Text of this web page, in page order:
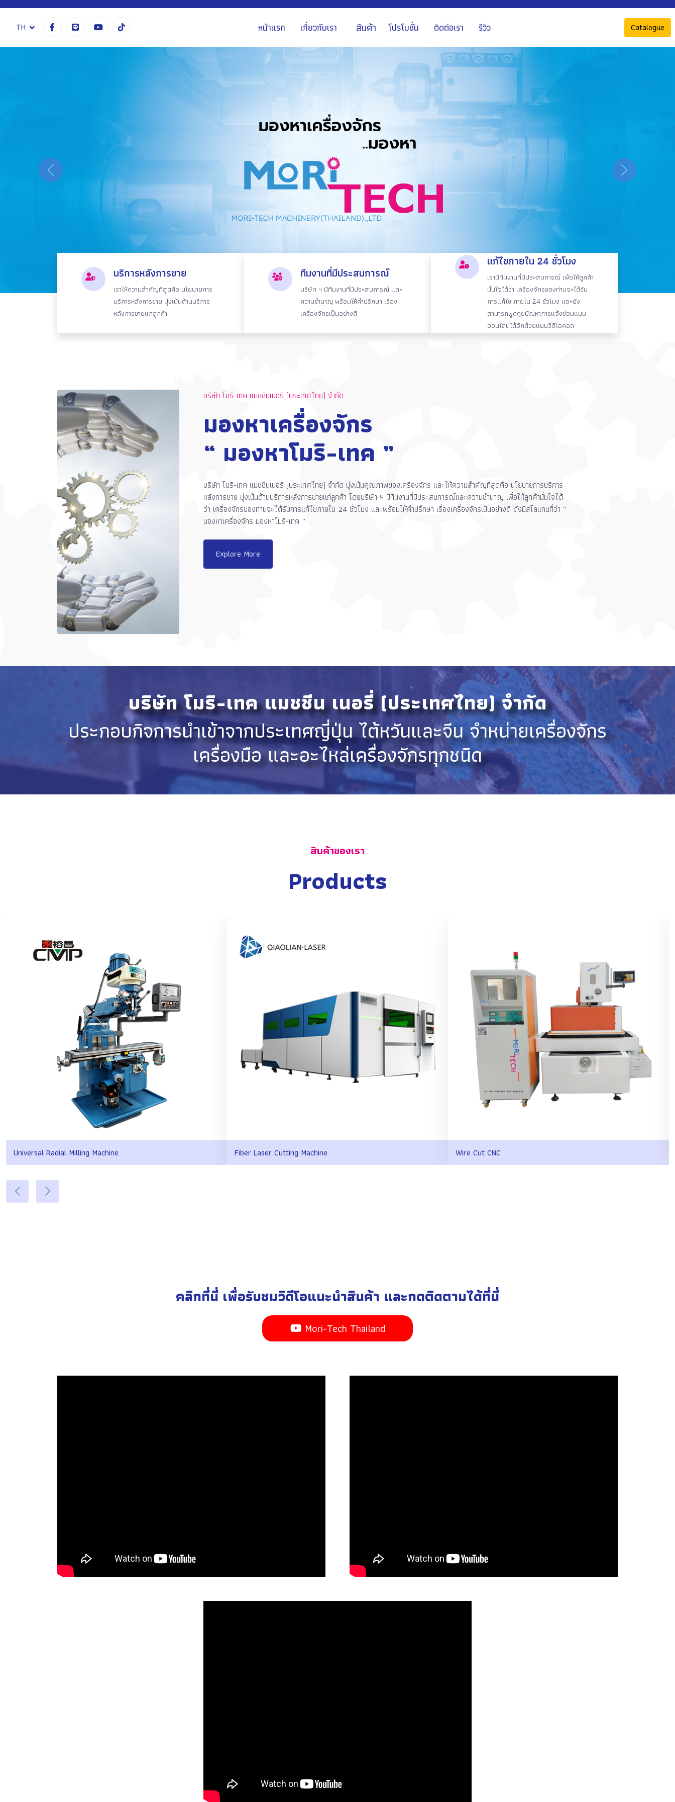
TH หน้าแรก เกี่ยวกับเรา สินค้า โปรโมชั่น ติดต่อเรา รีวิว Catalogue
Previous Next
บริการหลังการขาย
เราให้ความสำคัญที่สุดคือ นโยบายการ
บริการหลังการขาย มุ่งเน้นด้านบริการ
หลังการขายแก่ลูกค้า
ทีมงานที่มีประสบการณ์
บริษัท ฯ มีทีมงานที่มีประสบการณ์ และ
ความชำนาญ พร้อมให้คำปรึกษา เรื่อง
เครื่องจักรเป็นอย่างดี
แก้ไขภายใน 24 ชั่วโมง
เรามีทีมงานที่มีประสบการณ์ เพื่อให้ลูกค้า
มั่นใจได้ว่า เครื่องจักรของท่านจะได้รับ
การแก้ไข ภายใน 24 ชั่วโมง และยัง
สามารถพูดคุยปัญหาการแจ้งซ่อมแบบ
ออนไลน์ได้อีกด้วยแบบวิดีโอคอล
บริษัท โมริ-เทค แมชชีนเนอรี่ (ประเทศไทย) จํากัด
มองหาเครื่องจักร
“ มองหาโมริ-เทค ”
บริษัท โมริ-เทค แมชชีนเนอรี่ (ประเทศไทย) จํากัด มุ่งเน้นคุณภาพของเครื่องจักร และให้ความสำคัญที่สุดคือ นโยบายการบริการ
หลังการขาย มุ่งเน้นด้านบริการหลังการขายแก่ลูกค้า โดยบริษัท ฯ มีทีมงานที่มีประสบการณ์และความชำนาญ เพื่อให้ลูกค้ามั่นใจได้
ว่า เครื่องจักรของท่านจะได้รับการแก้ไขภายใน 24 ชั่วโมง และพร้อมให้คำปรึกษา เรื่องเครื่องจักรเป็นอย่างดี ดังมีสโลแกนที่ว่า “
มองหาเครื่องจักร มองหาโมริ-เทค ”
Explore More
บริษัท โมริ-เทค แมชชีน เนอรี่ (ประเทศไทย) จํากัด
ประกอบกิจการนําเข้าจากประเทศญี่ปุ่น ไต้หวันและจีน จําหน่ายเครื่องจักร
เครื่องมือ และอะไหล่เครื่องจักรทุกชนิด
สินค้าของเรา
Products
Universal Radial Milling Machine Fiber Laser Cutting Machine Wire Cut CNC
คลิกที่นี่ เพื่อรับชมวิดีโอแนะนำสินค้า และกดติดตามได้ที่นี่
Mori-Tech Thailand